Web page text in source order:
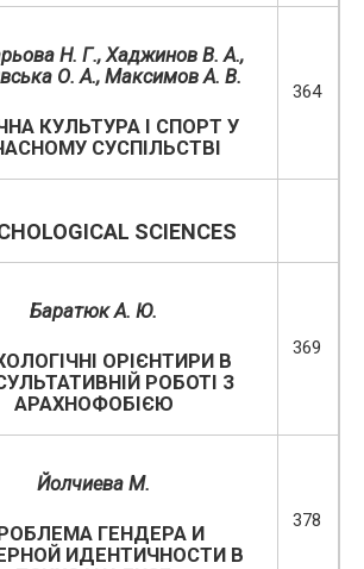
Н. Г., Хаджинов В. А.,
О. А., Максимов А. В.
КУЛЬТУРА І СПОРТ У
СУСПІЛЬСТВІ
364
SCIENCES
Баратюк А. Ю.
ОРІЄНТИРИ В
РОБОТІ З
АРАХНОФОБІЄЮ
369
Йолчиева М.
ГЕНДЕРА И
ИДЕНТИЧНОСТИ В
378